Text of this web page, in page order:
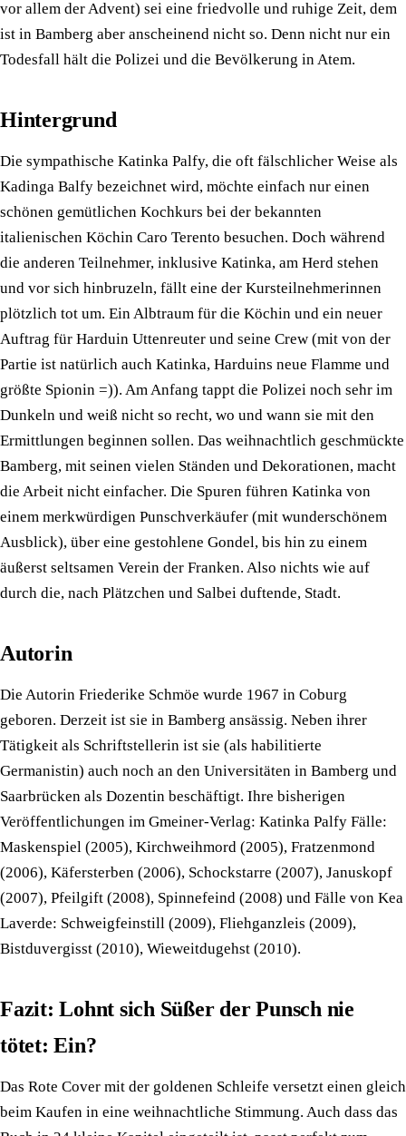
vor allem der Advent) sei eine friedvolle und ruhige Zeit, dem
ist in Bamberg aber anscheinend nicht so. Denn nicht nur ein
Todesfall hält die Polizei und die Bevölkerung in Atem.
Hintergrund
Die sympathische Katinka Palfy, die oft fälschlicher Weise als
Kadinga Balfy bezeichnet wird, möchte einfach nur einen
schönen gemütlichen Kochkurs bei der bekannten
italienischen Köchin Caro Terento besuchen. Doch während
die anderen Teilnehmer, inklusive Katinka, am Herd stehen
und vor sich hinbruzeln, fällt eine der Kursteilnehmerinnen
plötzlich tot um. Ein Albtraum für die Köchin und ein neuer
Auftrag für Harduin Uttenreuter und seine Crew (mit von der
Partie ist natürlich auch Katinka, Harduins neue Flamme und
größte Spionin =)). Am Anfang tappt die Polizei noch sehr im
Dunkeln und weiß nicht so recht, wo und wann sie mit den
Ermittlungen beginnen sollen. Das weihnachtlich geschmückte
Bamberg, mit seinen vielen Ständen und Dekorationen, macht
die Arbeit nicht einfacher. Die Spuren führen Katinka von
einem merkwürdigen Punschverkäufer (mit wunderschönem
Ausblick), über eine gestohlene Gondel, bis hin zu einem
äußerst seltsamen Verein der Franken. Also nichts wie auf
durch die, nach Plätzchen und Salbei duftende, Stadt.
Autorin
Die Autorin Friederike Schmöe wurde 1967 in Coburg
geboren. Derzeit ist sie in Bamberg ansässig. Neben ihrer
Tätigkeit als Schriftstellerin ist sie (als habilitierte
Germanistin) auch noch an den Universitäten in Bamberg und
Saarbrücken als Dozentin beschäftigt. Ihre bisherigen
Veröffentlichungen im Gmeiner-Verlag: Katinka Palfy Fälle:
Maskenspiel (2005), Kirchweihmord (2005), Fratzenmond
(2006), Käfersterben (2006), Schockstarre (2007), Januskopf
(2007), Pfeilgift (2008), Spinnefeind (2008) und Fälle von Kea
Laverde: Schweigfeinstill (2009), Fliehganzleis (2009),
Bistduvergisst (2010), Wieweitdugehst (2010).
Fazit: Lohnt sich Süßer der Punsch nie
tötet: Ein?
Das Rote Cover mit der goldenen Schleife versetzt einen gleich
beim Kaufen in eine weihnachtliche Stimmung. Auch dass das